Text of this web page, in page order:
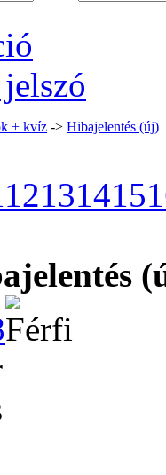
+ kvíz -> Hibajelentés (új)
12131415